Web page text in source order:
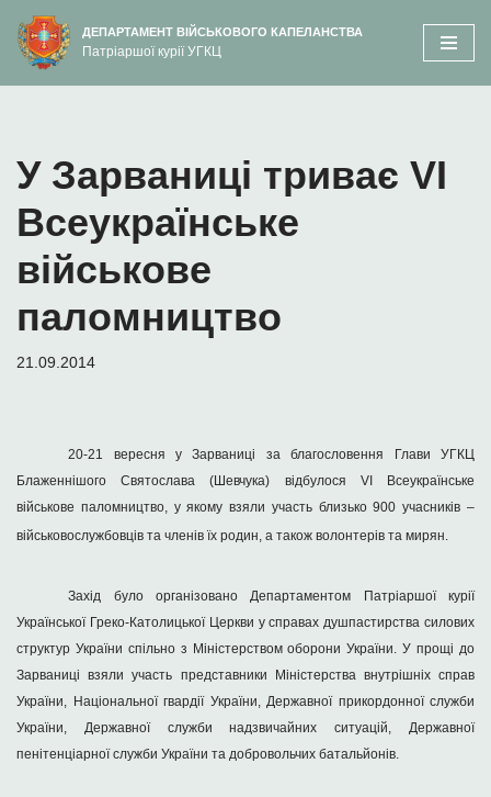
вмісту
Перейти
до
ДЕПАРТАМЕНТ ВІЙСЬКОВОГО КАПЕЛАНСТВА
Патріаршої курії УГКЦ
У Зарваниці триває VI
Всеукраїнське
військове
паломництво
21.09.2014
20-21 вересня у Зарваниці за благословення Глави УГКЦ
Блаженнішого Святослава (Шевчука) відбулося VI
Всеукраїнське
військове паломництво, у якому взяли участь близько 900 учасників –
військовослужбовців та членів їх родин, а також волонтерів та мирян.
Захід було організовано Департаментом Патріаршої курії
Української Греко-Католицької Церкви у справах душпастирства силових
структур України спільно з Міністерством оборони України. У прощі до
Зарваниці взяли участь представники Міністерства внутрішніх справ
України, Національної гвардії України, Державної прикордонної служби
України, Державної служби надзвичайних ситуацій, Державної
пенітенціарної служби України та добровольчих батальйонів.